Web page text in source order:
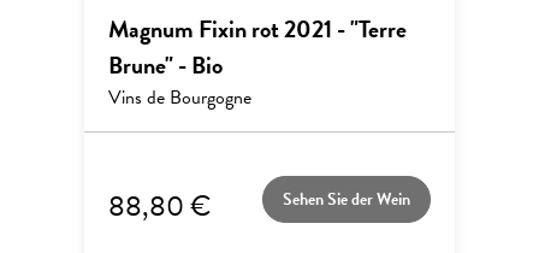
Magnum Fixin rot 2021 - "Terre
Brune" - Bio
Vins de Bourgogne
88,80 € Sehen Sie der Wein